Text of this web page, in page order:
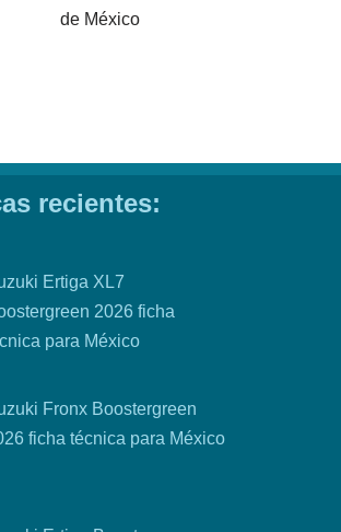
de México
recientes:
Ertiga XL7
2026 ficha
para México
Fronx Boostergreen
ficha técnica para México